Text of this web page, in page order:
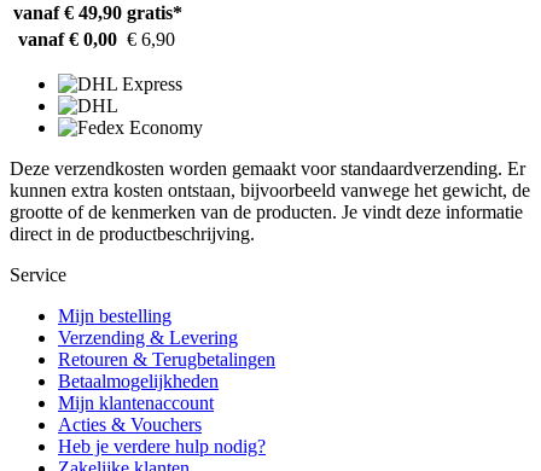
vanaf € 49,90 gratis*
vanaf € 0,00 € 6,90
Deze verzendkosten worden gemaakt voor standaardverzending. Er
kunnen extra kosten ontstaan, bijvoorbeeld vanwege het gewicht, de
grootte of de kenmerken van de producten. Je vindt deze informatie
direct in de productbeschrijving.
Service
Mijn bestelling
Verzending & Levering
Retouren & Terugbetalingen
Betaalmogelijkheden
Mijn klantenaccount
Acties & Vouchers
Heb je verdere hulp nodig?